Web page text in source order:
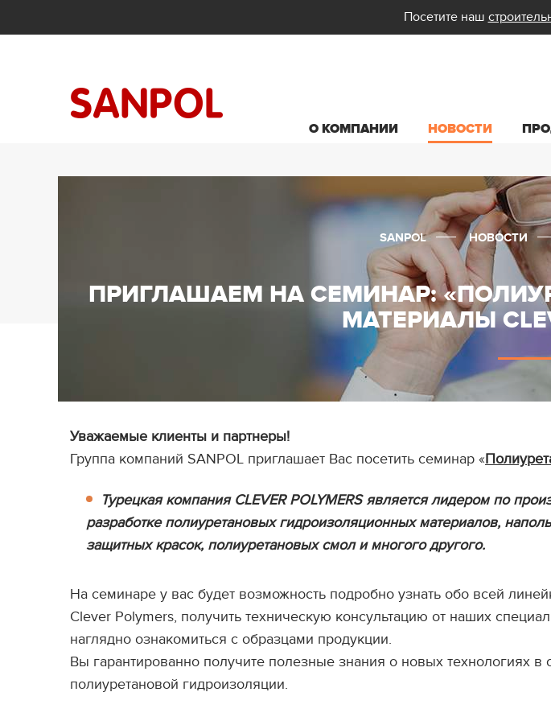
Посетите наш
О КОМПАНИИ НОВОСТИ
ПРИГЛАШАЕМ НА СЕМИНАР:
МАТЕРИАЛЫ
SANPOL НОВОСТИ
Уважаемые клиенты и партнеры!
Группа компаний SANPOL приглашает Вас посетить семинар «
Турецкая компания CLEVER POLYMERS является лидером по
разработке полиуретановых гидроизоляционных материалов,
защитных красок, полиуретановых смол и многого другого.
На семинаре у вас будет возможность подробно узнать обо всей
Clever Polymers, получить техническую консультацию от наших
наглядно ознакомиться с образцами продукции.
Вы гарантированно получите полезные знания о новых технологиях в
полиуретановой гидроизоляции.